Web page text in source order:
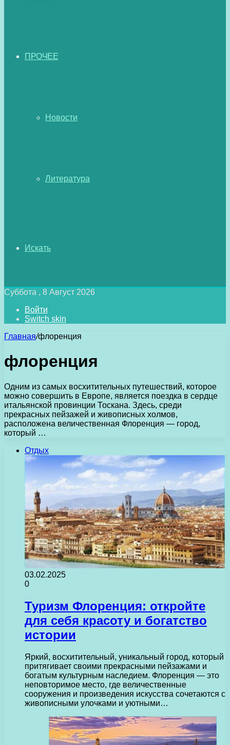
ПРОЧЕЕ
Новости
Литература
Искать
Суббота , 8 Август 2026
Войти
Switch skin
Главная/флоренция
флоренция
Одним из самых восхитительных путешествий, которое
можно совершить в Европе, является поездка в сердце
итальянской провинции Тоскана. Здесь, среди
прекрасных пейзажей и живописных холмов,
расположена величественная Флоренция — город,
который …
Отдых
03.02.2025
0
Туризм Флоренция: откройте
для себя красоту и богатство
истории
Яркий, восхитительный, уникальный город, который
притягивает своими прекрасными пейзажами и
богатым культурным наследием. Флоренция — это
неповторимое место, где величественные
сооружения и произведения искусства сочетаются с
живописными улочками и уютными…